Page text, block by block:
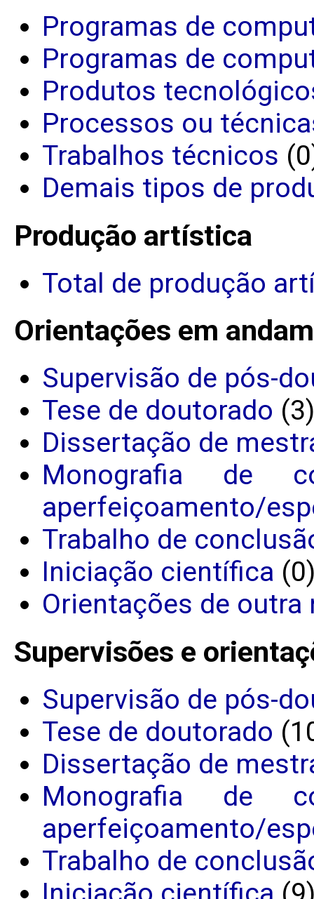
Programas de
Programas de
Produtos
Processos ou
Trabalhos técnicos
Demais tipos de
Produção artística
Total de produção
Orientações em
Supervisão de pós-
Tese de doutorado (3)
Dissertação de
Monografia de
aperfeiçoamento/
Trabalho de
Iniciação científica
Orientações de outra
Supervisões e
Supervisão de pós-
Tese de doutorado
Dissertação de
Monografia de
aperfeiçoamento/
Trabalho de